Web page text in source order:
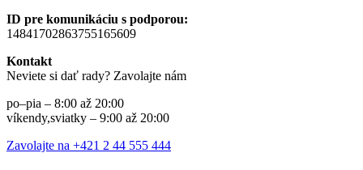
ID pre komunikáciu s podporou:
14841702863755165609
Kontakt
Neviete si dať rady? Zavolajte nám
po–pia – 8:00 až 20:00
víkendy,sviatky – 9:00 až 20:00
Zavolajte na +421 2 44 555 444